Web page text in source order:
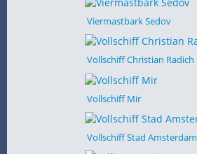
Viermastbark Sedov
Vollschiff Christian Radich
Vollschiff Mir
Vollschiff Stad Amsterdam